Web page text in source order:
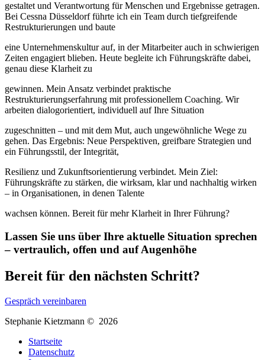
gestaltet und Verantwortung für Menschen und Ergebnisse getragen.
Bei Cessna Düsseldorf führte ich ein Team durch tiefgreifende
Restrukturierungen und baute
eine Unternehmenskultur auf, in der Mitarbeiter auch in schwierigen
Zeiten engagiert blieben. Heute begleite ich Führungskräfte dabei,
genau diese Klarheit zu
gewinnen. Mein Ansatz verbindet praktische
Restrukturierungserfahrung mit professionellem Coaching. Wir
arbeiten dialogorientiert, individuell auf Ihre Situation
zugeschnitten – und mit dem Mut, auch ungewöhnliche Wege zu
gehen. Das Ergebnis: Neue Perspektiven, greifbare Strategien und
ein Führungsstil, der Integrität,
Resilienz und Zukunftsorientierung verbindet. Mein Ziel:
Führungskräfte zu stärken, die wirksam, klar und nachhaltig wirken
– in Organisationen, in denen Talente
wachsen können. Bereit für mehr Klarheit in Ihrer Führung?
Lassen Sie uns über Ihre aktuelle Situation sprechen
– vertraulich, offen und auf Augenhöhe
Bereit für den nächsten Schritt?
Gespräch vereinbaren
Stephanie Kietzmann © 2026
Startseite
Datenschutz